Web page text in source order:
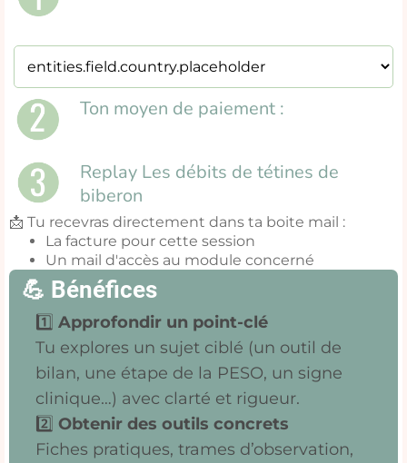
Ton moyen de paiement :
Replay Les débits de tétines de
biberon
📩 Tu recevras directement dans ta boite mail :
La facture pour cette session
Un mail d'accès au module concerné
💪 Bénéfices
1️⃣ Approfondir un point-clé
Tu explores un sujet ciblé (un outil de
bilan, une étape de la PESO, un signe
clinique…) avec clarté et rigueur.
2️⃣ Obtenir des outils concrets
Fiches pratiques, trames d’observation,